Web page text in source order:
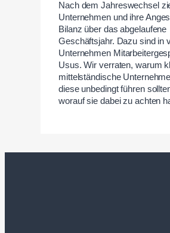
Nach dem Jahreswechsel
Unternehmen und ihre
Bilanz über das abgelaufene
Geschäftsjahr. Dazu sind in
Unternehmen
Usus. Wir verraten, warum
mittelständische
diese unbedingt führen
worauf sie dabei zu achten